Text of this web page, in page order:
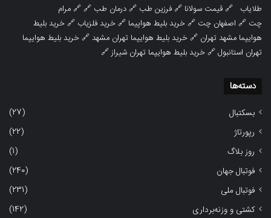
طلایاب 🔗قیمت سولانا 🔗فرزین طب 🔗درمان طب 🔗 🔗مرام
چت 🔗 اصفهان چت 🔗خرید بلیط هواپیما 🔗خرید فلزیاب 🔗خرید بلیط
هوایپما مشهد تهران 🔗خرید بلیط هوایپما تهران مشهد🔗خرید بلیط هوایپما
تهران استانبول🔗خرید بلیط هوایپما تهران شیراز🔗
دسته‌ها
بسکتبال
(27)
رپورتاژ
(22)
روز بلاگ
(1)
فوتبال جهان
(240)
فوتبال ملی
(231)
کشتی و وزنه‌برداری
(142)